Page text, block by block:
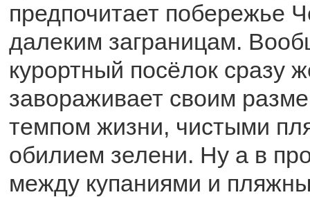
предпочитает побережье
далеким заграницам.
курортный посёлок сразу
завораживает своим
темпом жизни, чистыми
обилием зелени. Ну а в
между купаниями и